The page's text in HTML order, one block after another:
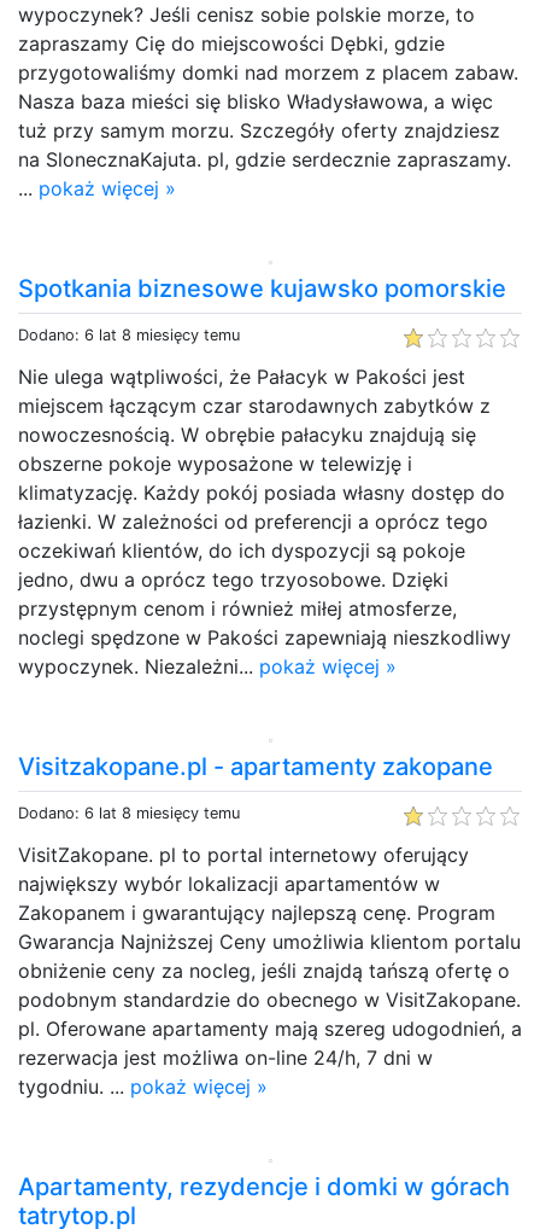
wypoczynek? Jeśli cenisz sobie polskie morze, to
zapraszamy Cię do miejscowości Dębki, gdzie
przygotowaliśmy domki nad morzem z placem zabaw.
Nasza baza mieści się blisko Władysławowa, a więc
tuż przy samym morzu. Szczegóły oferty znajdziesz
na SlonecznaKajuta. pl, gdzie serdecznie zapraszamy.
... pokaż więcej »
Spotkania biznesowe kujawsko pomorskie
Dodano: 6 lat 8 miesięcy temu
Nie ulega wątpliwości, że Pałacyk w Pakości jest
miejscem łączącym czar starodawnych zabytków z
nowoczesnością. W obrębie pałacyku znajdują się
obszerne pokoje wyposażone w telewizję i
klimatyzację. Każdy pokój posiada własny dostęp do
łazienki. W zależności od preferencji a oprócz tego
oczekiwań klientów, do ich dyspozycji są pokoje
jedno, dwu a oprócz tego trzyosobowe. Dzięki
przystępnym cenom i również miłej atmosferze,
noclegi spędzone w Pakości zapewniają nieszkodliwy
wypoczynek. Niezależni... pokaż więcej »
Visitzakopane.pl - apartamenty zakopane
Dodano: 6 lat 8 miesięcy temu
VisitZakopane. pl to portal internetowy oferujący
największy wybór lokalizacji apartamentów w
Zakopanem i gwarantujący najlepszą cenę. Program
Gwarancja Najniższej Ceny umożliwia klientom portalu
obniżenie ceny za nocleg, jeśli znajdą tańszą ofertę o
podobnym standardzie do obecnego w VisitZakopane.
pl. Oferowane apartamenty mają szereg udogodnień, a
rezerwacja jest możliwa on-line 24/h, 7 dni w
tygodniu. ... pokaż więcej »
Apartamenty, rezydencje i domki w górach
tatrytop.pl